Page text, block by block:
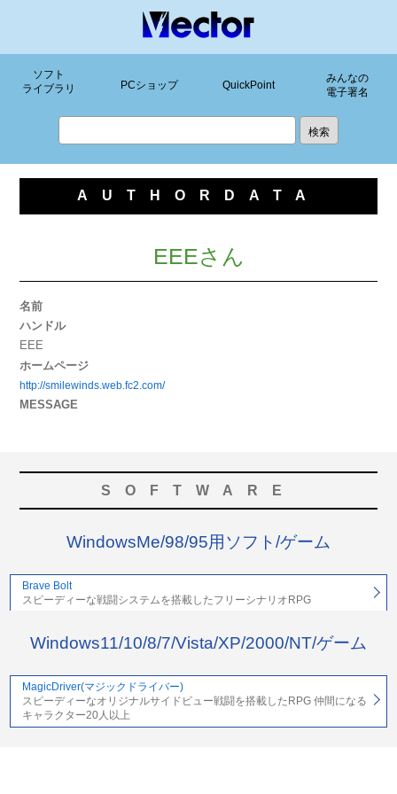
ソフト
ライブラリ
PCショップ QuickPoint
みんなの
電子署名
AUTHORDATA
EEEさん
名前
ハンドル
EEE
ホームページ
http://smilewinds.web.fc2.com/
MESSAGE
SOFTWARE
WindowsMe/98/95用ソフト/ゲーム
Brave Bolt
スピーディーな戦闘システムを搭載したフリーシナリオRPG
Windows11/10/8/7/Vista/XP/2000/NT/ゲーム
MagicDriver(マジックドライバー)
スピーディーなオリジナルサイドビュー戦闘を搭載したRPG 仲間になる
キャラクター20人以上